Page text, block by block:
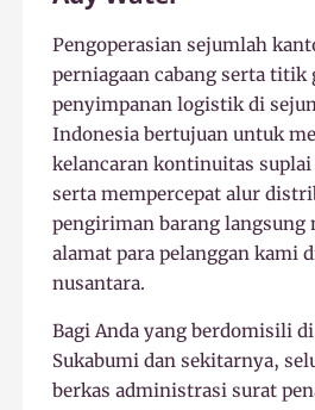
Pengoperasian sejumlah
perniagaan cabang serta titik
penyimpanan logistik di
Indonesia bertujuan untuk
kelancaran kontinuitas
serta mempercepat alur
pengiriman barang langsung
alamat para pelanggan kami
nusantara.
Bagi Anda yang berdomisili
Sukabumi dan sekitarnya,
berkas administrasi surat